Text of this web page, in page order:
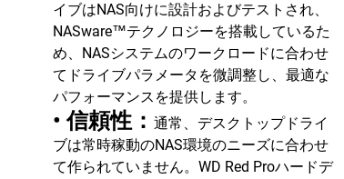
イブはNAS向けに設計およびテストされ、
NASware™テクノロジーを搭載しているた
め、NASシステムのワークロードに合わせ
てドライブパラメータを微調整し、最適な
パフォーマンスを提供します。
• 信頼性： 通常、デスクトップドライ
ブは常時稼動のNAS環境のニーズに合わせ
て作られていません。WD Red Proハードデ